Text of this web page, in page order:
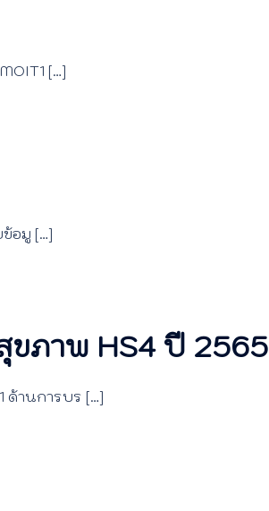
[…]
ข้อมู […]
ขภาพ HS4 ปี 2565
ด้านการบร […]